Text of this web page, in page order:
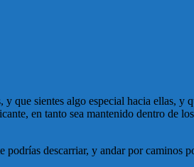
que sientes algo especial hacia ellas, y
en tanto sea mantenido dentro de
descarriar, y andar por caminos